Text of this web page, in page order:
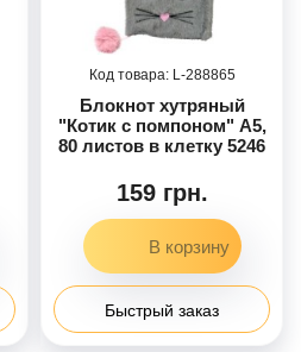
288865
Блокнот хутряный
"Котик с помпоном" А5,
80 листов в клетку 5246
159 грн.
Быстрый заказ